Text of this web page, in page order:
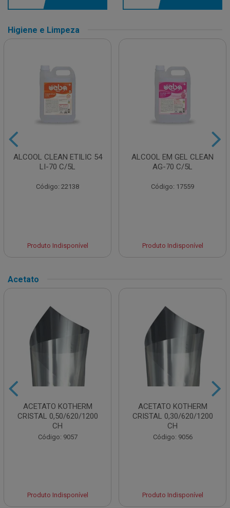
Higiene e Limpeza
ALCOOL CLEAN ETILIC 54
LI-70 C/5L
Código: 22138
Produto Indisponível
ALCOOL EM GEL CLEAN
AG-70 C/5L
Código: 17559
Produto Indisponível
Acetato
ACETATO KOTHERM
CRISTAL 0,50/620/1200
CH
Código: 9057
Produto Indisponível
ACETATO KOTHERM
CRISTAL 0,30/620/1200
CH
Código: 9056
Produto Indisponível